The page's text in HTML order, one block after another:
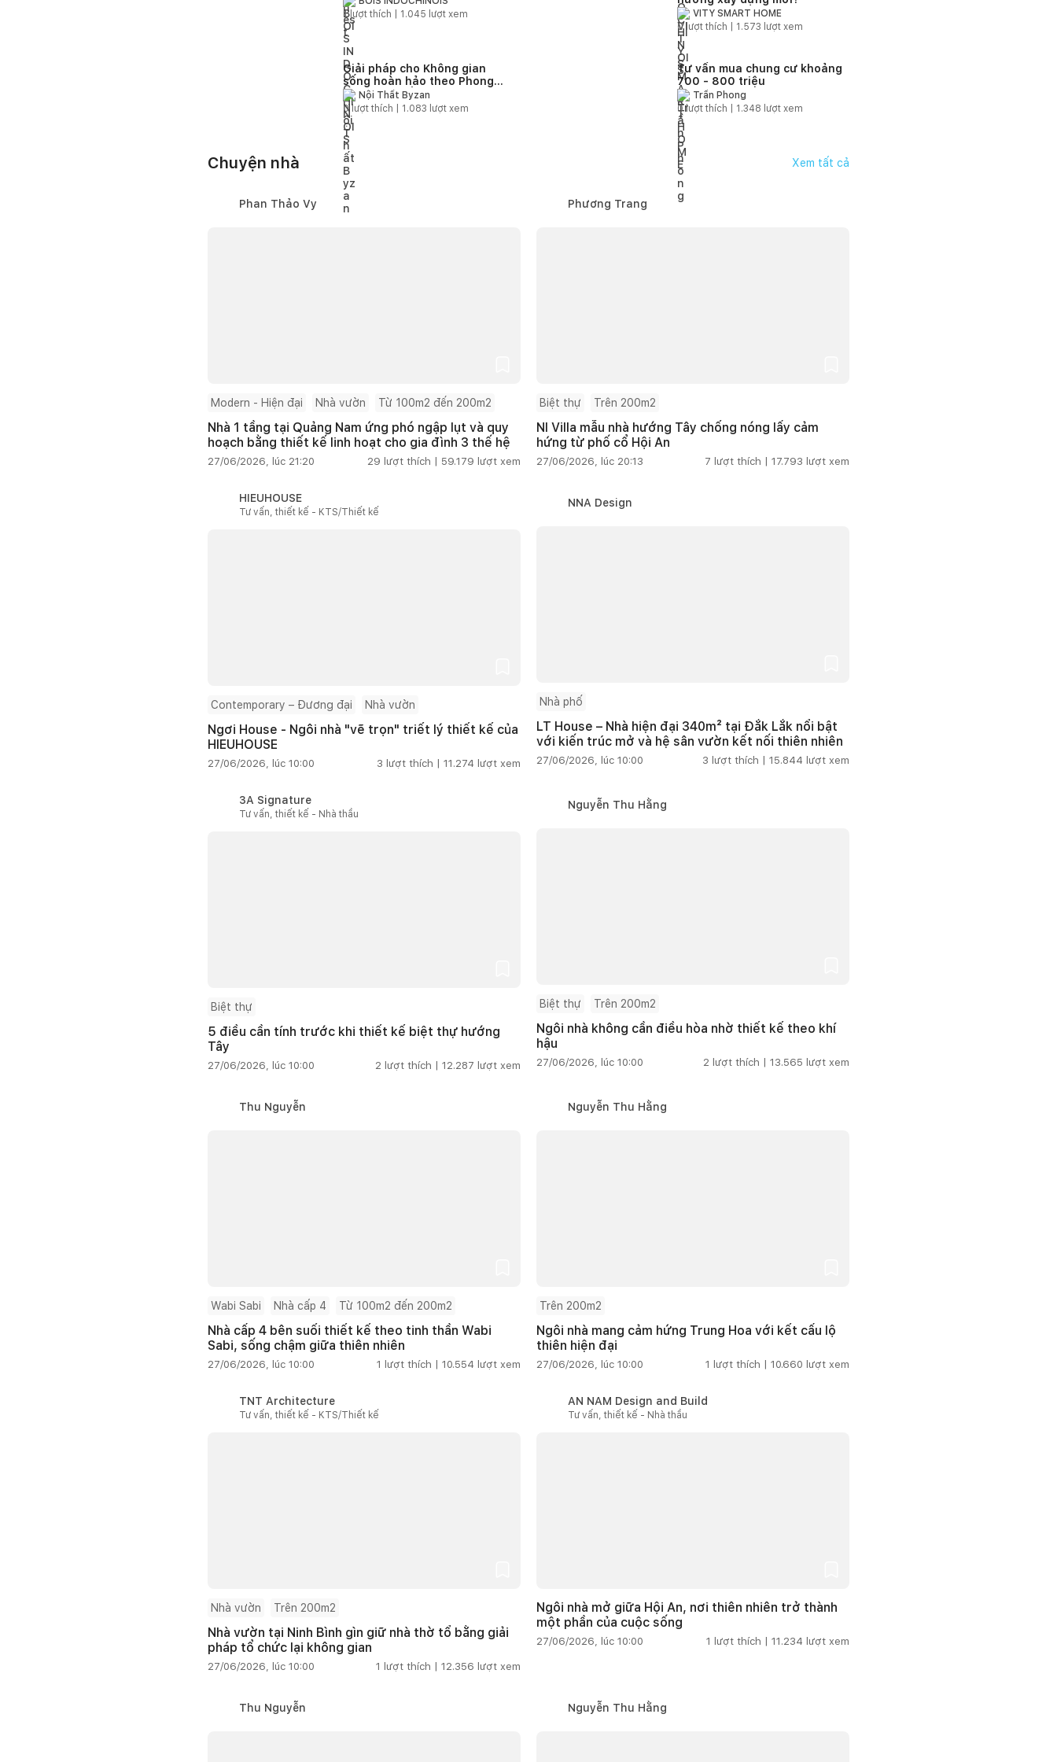
1lượt thích | 1.045 lượt xem
VITY SMART HOME
0lượt thích | 1.573 lượt xem
Giải pháp cho Không gian
sống hoàn hảo theo Phong
cách Nội thất hiện đại
Nội Thất Byzan
0 lượt thích | 1.083 lượt xem
Tư vấn mua chung cư khoảng
700 - 800 triệu
Trần Phong
0lượt thích | 1.348 lượt xem
Chuyện nhà Xem tất cả
Phan Thảo Vy
Modern - Hiện đại Nhà vườn Từ 100m2 đến 200m2
Nhà 1 tầng tại Quảng Nam ứng phó ngập lụt và quy
hoạch bằng thiết kế linh hoạt cho gia đình 3 thế hệ
27/06/2026, lúc 21:20 29 lượt thích | 59.179 lượt xem
Phương Trang
Biệt thự Trên 200m2
NI Villa mẫu nhà hướng Tây chống nóng lấy cảm
hứng từ phố cổ Hội An
27/06/2026, lúc 20:13 7 lượt thích | 17.793 lượt xem
HIEUHOUSE
Tư vấn, thiết kế - KTS/Thiết kế
Contemporary – Đương đại Nhà vườn
Ngơi House - Ngôi nhà "vẽ trọn" triết lý thiết kế của
HIEUHOUSE
27/06/2026, lúc 10:00 3 lượt thích | 11.274 lượt xem
NNA Design
Nhà phố
LT House – Nhà hiện đại 340m² tại Đắk Lắk nổi bật
với kiến trúc mở và hệ sân vườn kết nối thiên nhiên
27/06/2026, lúc 10:00 3 lượt thích | 15.844 lượt xem
3A Signature
Tư vấn, thiết kế - Nhà thầu
Biệt thự
5 điều cần tính trước khi thiết kế biệt thự hướng
Tây
27/06/2026, lúc 10:00 2 lượt thích | 12.287 lượt xem
Nguyễn Thu Hằng
Biệt thự Trên 200m2
Ngôi nhà không cần điều hòa nhờ thiết kế theo khí
hậu
27/06/2026, lúc 10:00 2 lượt thích | 13.565 lượt xem
Thu Nguyễn
Wabi Sabi Nhà cấp 4 Từ 100m2 đến 200m2
Nhà cấp 4 bên suối thiết kế theo tinh thần Wabi
Sabi, sống chậm giữa thiên nhiên
27/06/2026, lúc 10:00 1 lượt thích | 10.554 lượt xem
Nguyễn Thu Hằng
Trên 200m2
Ngôi nhà mang cảm hứng Trung Hoa với kết cấu lộ
thiên hiện đại
27/06/2026, lúc 10:00 1 lượt thích | 10.660 lượt xem
TNT Architecture
Tư vấn, thiết kế - KTS/Thiết kế
Nhà vườn Trên 200m2
Nhà vườn tại Ninh Bình gìn giữ nhà thờ tổ bằng giải
pháp tổ chức lại không gian
27/06/2026, lúc 10:00 1 lượt thích | 12.356 lượt xem
AN NAM Design and Build
Tư vấn, thiết kế - Nhà thầu
Ngôi nhà mở giữa Hội An, nơi thiên nhiên trở thành
một phần của cuộc sống
27/06/2026, lúc 10:00 1 lượt thích | 11.234 lượt xem
Thu Nguyễn Nguyễn Thu Hằng